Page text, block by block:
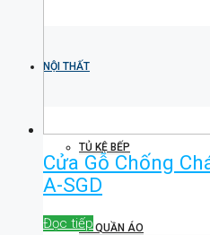
NỘI THẤT
TỦ KỆ BẾP
TỦ QUẦN ÁO
Cửa Gỗ Chống
A-SGD
Đọc tiếp